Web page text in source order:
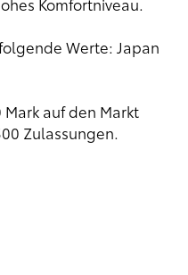
Werte: Japan
auf den Markt
Zulassungen.